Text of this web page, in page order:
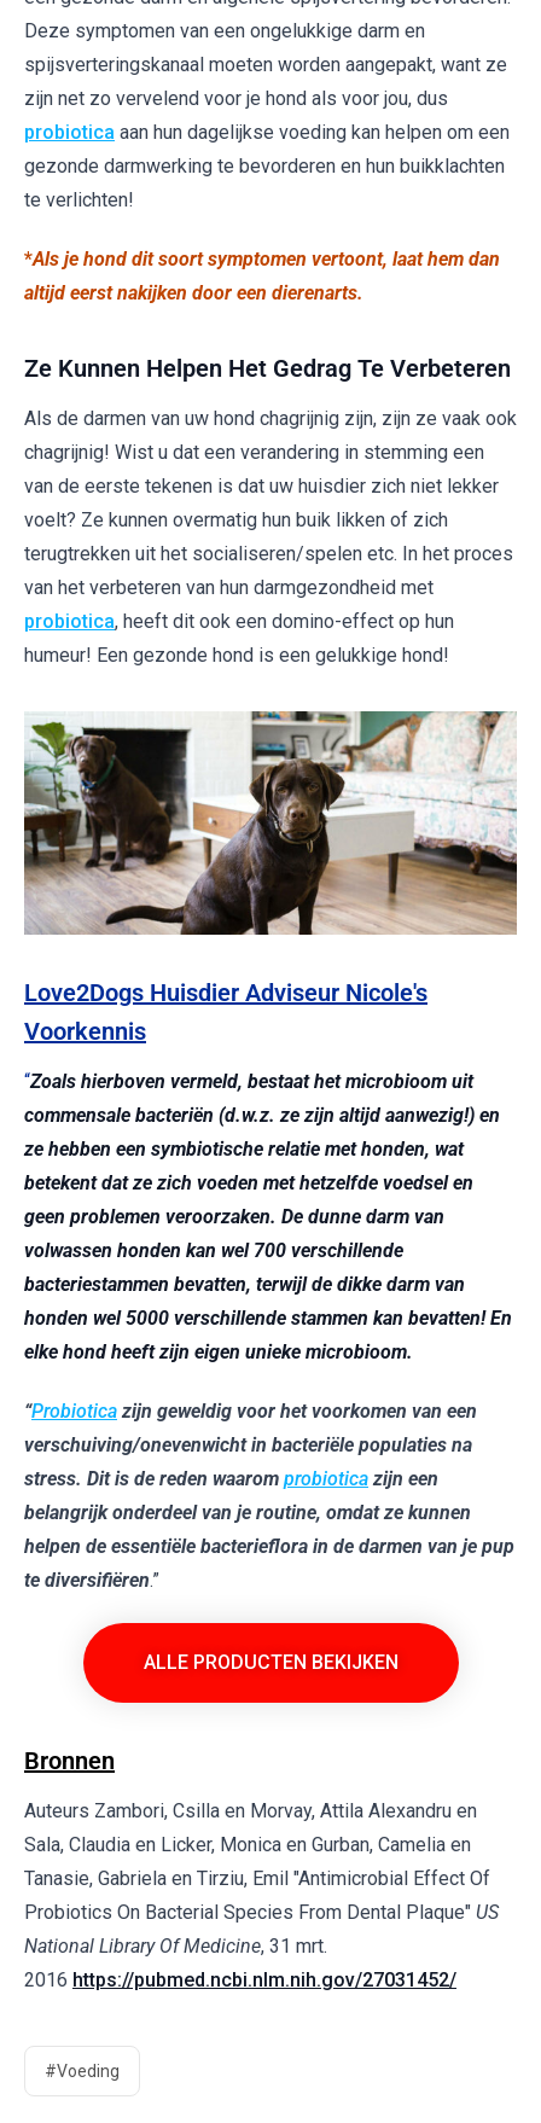
Deze symptomen van een ongelukkige darm en
spijsverteringskanaal moeten worden aangepakt, want ze
zijn net zo vervelend voor je hond als voor jou, dus
probiotica aan hun dagelijkse voeding kan helpen om een
gezonde darmwerking te bevorderen en hun buikklachten
te verlichten!
*Als je hond dit soort symptomen vertoont, laat hem dan
altijd eerst nakijken door een dierenarts.
Ze Kunnen Helpen Het Gedrag Te Verbeteren
Als de darmen van uw hond chagrijnig zijn, zijn ze vaak ook
chagrijnig! Wist u dat een verandering in stemming een
van de eerste tekenen is dat uw huisdier zich niet lekker
voelt? Ze kunnen overmatig hun buik likken of zich
terugtrekken uit het socialiseren/spelen etc. In het proces
van het verbeteren van hun darmgezondheid met
probiotica, heeft dit ook een domino-effect op hun
humeur! Een gezonde hond is een gelukkige hond!
Love2Dogs Huisdier Adviseur Nicole's
Voorkennis
“Zoals hierboven vermeld, bestaat het microbioom uit
commensale bacteriën (d.w.z. ze zijn altijd aanwezig!) en
ze hebben een symbiotische relatie met honden, wat
betekent dat ze zich voeden met hetzelfde voedsel en
geen problemen veroorzaken. De dunne darm van
volwassen honden kan wel 700 verschillende
bacteriestammen bevatten, terwijl de dikke darm van
honden wel 5000 verschillende stammen kan bevatten! En
elke hond heeft zijn eigen unieke microbioom.
“Probiotica zijn geweldig voor het voorkomen van een
verschuiving/onevenwicht in bacteriële populaties na
stress. Dit is de reden waarom probiotica zijn een
belangrijk onderdeel van je routine, omdat ze kunnen
helpen de essentiële bacterieflora in de darmen van je pup
te diversifiëren.”
ALLE PRODUCTEN BEKIJKEN
Bronnen
Auteurs Zambori, Csilla en Morvay, Attila Alexandru en
Sala, Claudia en Licker, Monica en Gurban, Camelia en
Tanasie, Gabriela en Tirziu, Emil "Antimicrobial Effect Of
Probiotics On Bacterial Species From Dental Plaque" US
National Library Of Medicine, 31 mrt.
2016 https://pubmed.ncbi.nlm.nih.gov/27031452/
#Voeding